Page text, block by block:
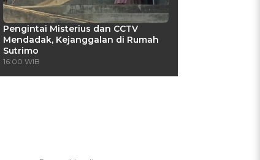
Pengintai Misterius dan CCTV
Mendadak, Kejanggalan di Rumah
Sutrimo
16:00 WIB